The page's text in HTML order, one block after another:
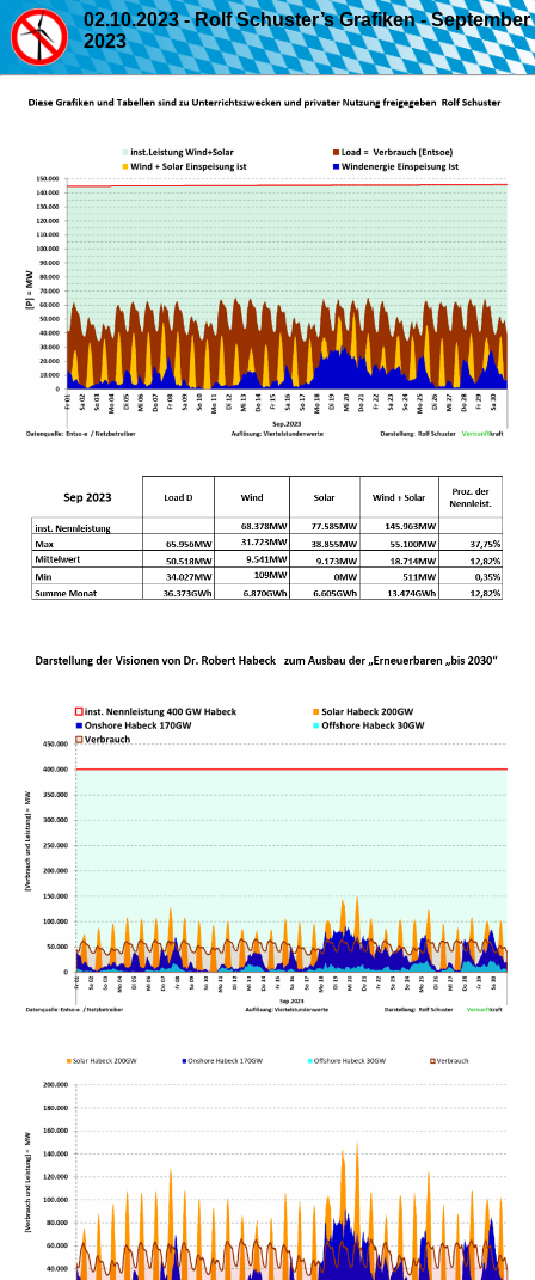
02.10.2023 - Rolf Schuster’s Grafiken - September
2023